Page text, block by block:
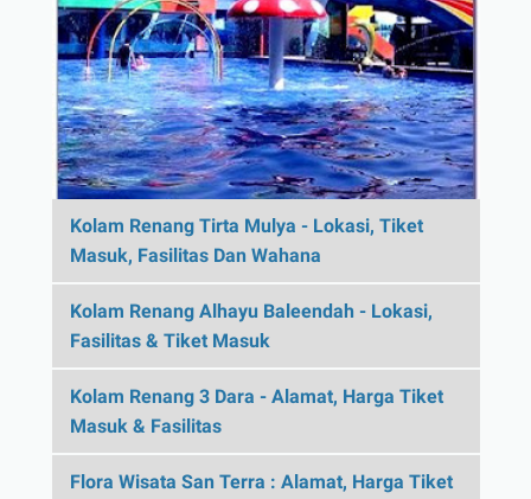
Kolam Renang Tirta Mulya - Lokasi, Tiket
Masuk, Fasilitas Dan Wahana
Kolam Renang Alhayu Baleendah - Lokasi,
Fasilitas & Tiket Masuk
Kolam Renang 3 Dara - Alamat, Harga Tiket
Masuk & Fasilitas
Flora Wisata San Terra : Alamat, Harga Tiket